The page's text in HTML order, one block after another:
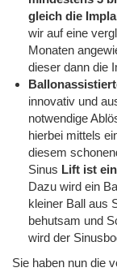
gleich die
wir auf eine
Monaten
dieser dann die
innovativ und
notwendige
hierbei mittels
diesem
Sinus Lift ist
Dazu wird ein
kleiner Ball aus
behutsam und
wird der
Sie haben nun die